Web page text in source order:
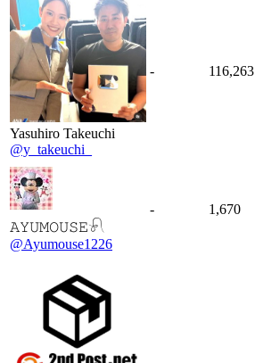
Yasuhiro Takeuchi
@y_takeuchi_
- 116,263
𝙰𝚈𝚄𝙼𝙾𝚄𝚂𝙴𓍯
@Ayumouse1226
- 1,670